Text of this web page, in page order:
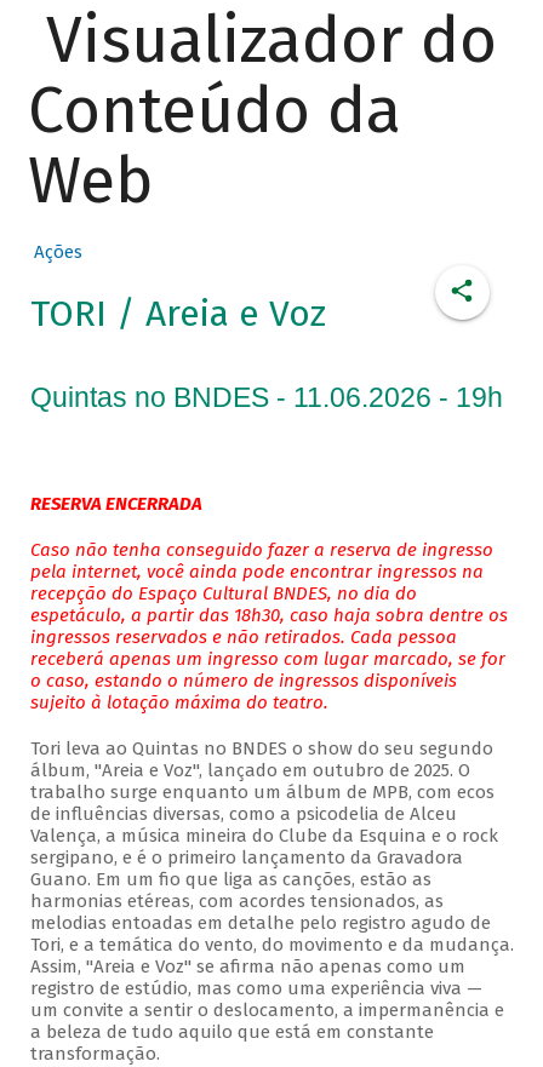
Visualizador do
Conteúdo da
Web
Ações
TORI / Areia e Voz
Quintas no BNDES - 11.06.2026 - 19h
RESERVA ENCERRADA
Caso não tenha conseguido fazer a reserva de ingresso
pela internet, você ainda pode encontrar ingressos na
recepção do Espaço Cultural BNDES, no dia do
espetáculo, a partir das 18h30, caso haja sobra dentre os
ingressos reservados e não retirados. Cada pessoa
receberá apenas um ingresso com lugar marcado, se for
o caso, estando o número de ingressos disponíveis
sujeito à lotação máxima do teatro.
Tori leva ao Quintas no BNDES o show do seu segundo
álbum, "Areia e Voz", lançado em outubro de 2025. O
trabalho surge enquanto um álbum de MPB, com ecos
de influências diversas, como a psicodelia de Alceu
Valença, a música mineira do Clube da Esquina e o rock
sergipano, e é o primeiro lançamento da Gravadora
Guano. Em um fio que liga as canções, estão as
harmonias etéreas, com acordes tensionados, as
melodias entoadas em detalhe pelo registro agudo de
Tori, e a temática do vento, do movimento e da mudança.
Assim, "Areia e Voz" se afirma não apenas como um
registro de estúdio, mas como uma experiência viva —
um convite a sentir o deslocamento, a impermanência e
a beleza de tudo aquilo que está em constante
transformação.